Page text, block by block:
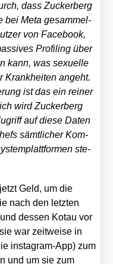
dass Zucker­berg
bei Meta gesam­mel­
von Face­book,
Pro­fil­ing über
kann, was sexu­el­le
Krank­hei­ten angeht.
ist das ein rei­ner
wird Zucker­berg
auf die­se Daten
sämt­li­cher Kom­
ste­
Geld, um die
nach den letz­ten
des­sen Kotau vor
war zeit­wei­se in
insta­gram-App) zum
und um sie zum